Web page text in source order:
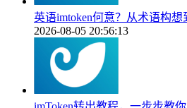
英语imtoken何意？从术语构想
2026-08-05 20:56:13